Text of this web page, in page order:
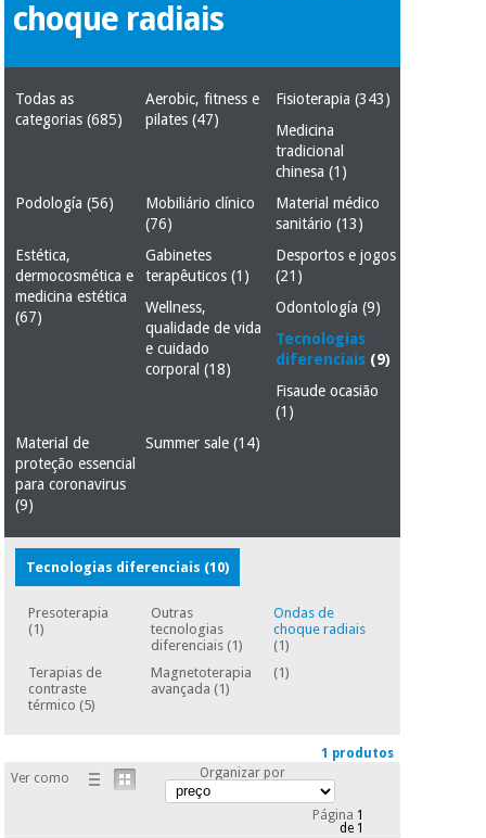
Novidades
Ofertas
Fisaude
Tech
Academy
Medicina
Mobiliário
Gabinetes
Material de
proteção
essencial
fitness
pilates
e jogos
sanitário
Veterinária
Instrumental
Novidades
Outlet
Fisaude
Aluguer
Material
chinesa
Mobiliário
clínico
Material de
proteção
essencial
para
coronavirus
fitness e
Desportos
choque radiais
Todas as
categorias (685)
Aerobic, fitness e
pilates (47)
Fisioterapia(343)
Medicina
tradicional
chinesa(1)
Podología (56)
Mobiliário clínico
(76)
Material médico
sanitário(13)
Estética,
dermocosmética e
medicina estética
(67)
Gabinetes
terapêuticos (1)
Desportos e jogos
(21)
Wellness,
qualidade de vida
e cuidado
corporal (18)
Odontología(9)
Tecnologias
diferenciais (9)
Fisaude ocasião
(1)
Material de
proteção essencial
para coronavirus
(9)
Summer sale (14)
Tecnologias diferenciais (10)
Presoterapia
(1)
Outras
tecnologias
diferenciais (1)
Ondas de
choque radiais
(1)
Terapias de
contraste
térmico (5)
Magnetoterapia
avançada (1)
(1)
1 produtos
Ver como
Organizar por
Página 1
de 1